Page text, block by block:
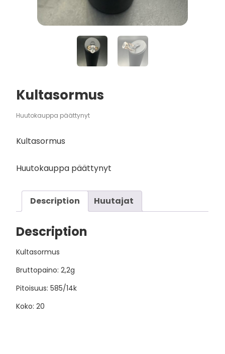
Kultasormus
Huutokauppa päättynyt
Kultasormus
Huutokauppa päättynyt
Description Huutajat
Description
Kultasormus
Bruttopaino: 2,2g
Pitoisuus: 585/14k
Koko: 20